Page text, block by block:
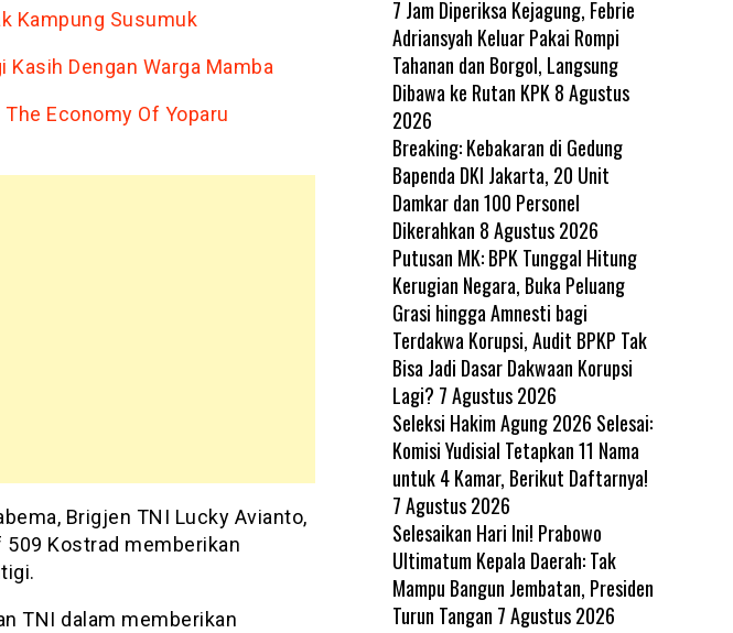
Kampung Susumuk
Kasih Dengan Warga Mamba
Economy Of Yoparu
Brigjen TNI Lucky Avianto,
Kostrad memberikan
TNI dalam memberikan
7 Jam Diperiksa Kejagung, Febrie
Adriansyah Keluar Pakai Rompi
Tahanan dan Borgol, Langsung
Dibawa ke Rutan KPK 8 Agustus
2026
Breaking: Kebakaran di Gedung
Bapenda DKI Jakarta, 20 Unit
Damkar dan 100 Personel
Dikerahkan 8 Agustus 2026
Putusan MK: BPK Tunggal Hitung
Kerugian Negara, Buka Peluang
Grasi hingga Amnesti bagi
Terdakwa Korupsi, Audit BPKP Tak
Bisa Jadi Dasar Dakwaan Korupsi
Lagi? 7 Agustus 2026
Seleksi Hakim Agung 2026 Selesai:
Komisi Yudisial Tetapkan 11 Nama
untuk 4 Kamar, Berikut Daftarnya!
7 Agustus 2026
Selesaikan Hari Ini! Prabowo
Ultimatum Kepala Daerah: Tak
Mampu Bangun Jembatan, Presiden
Turun Tangan 7 Agustus 2026